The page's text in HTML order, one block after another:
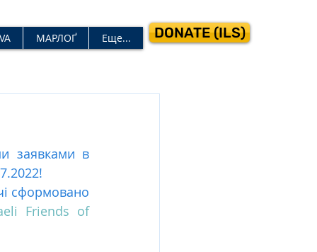
МАРЛОҐ Еще... DONATE (ILS)
заявками в
сформовано
Friends of